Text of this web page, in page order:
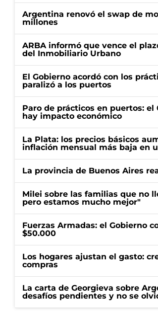
Argentina renovó el swap de
millones
ARBA informó que vence el
del Inmobiliario Urbano
El Gobierno acordó con los
paralizó a los puertos
Paro de prácticos en puertos: el
hay impacto económico
La Plata: los precios básicos
inflación mensual más baja en
La provincia de Buenos Aires
Milei sobre las familias que no
pero estamos mucho mejor"
Fuerzas Armadas: el Gobierno
$50.000
Los hogares ajustan el gasto:
compras
La carta de Georgieva sobre
desafíos pendientes y no se